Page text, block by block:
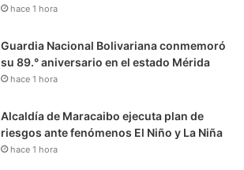
hace 1 hora
Guardia Nacional Bolivariana conmemoró
su 89.° aniversario en el estado Mérida
hace 1 hora
Alcaldía de Maracaibo ejecuta plan de
riesgos ante fenómenos El Niño y La Niña
hace 1 hora